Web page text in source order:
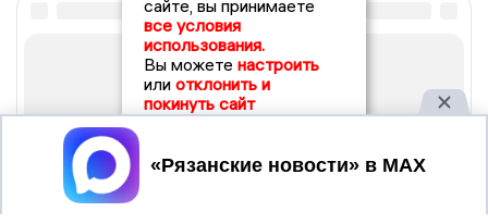
сайте, вы принимаете
все условия
использования.
Вы можете настроить
или отклонить и
покинуть сайт
Принять